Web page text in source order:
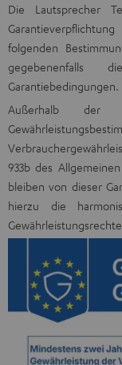
Die Lautsprecher
folgenden
gegebenenfalls
Garantiebedingungen.
Außerhalb der
933b des
bleiben von dieser
hierzu die